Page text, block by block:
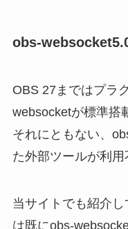
obs-
OBS 27まではプラ
websocketが標準搭
それにともない、
た外部ツールが利
当サイトでも紹介し
は既にobs-